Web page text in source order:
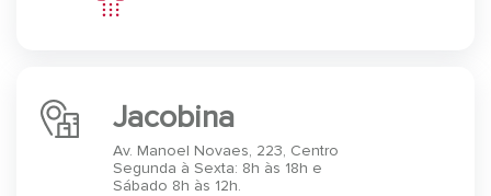
Jacobina
Av. Manoel Novaes, 223, Centro
Segunda à Sexta: 8h às 18h e
Sábado 8h às 12h.